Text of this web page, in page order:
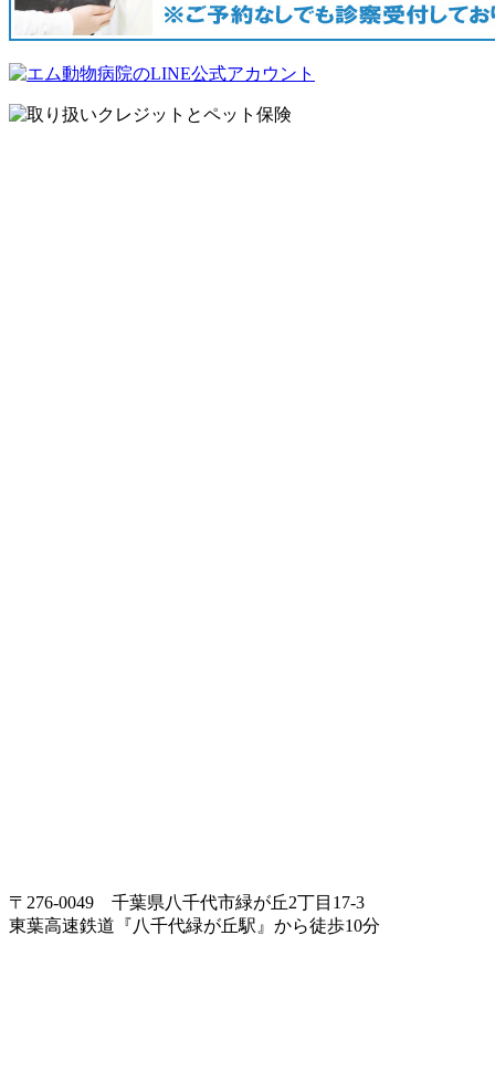
〒276-0049 千葉県八千代市緑が丘2丁目17-3
東葉高速鉄道『八千代緑が丘駅』から徒歩10分